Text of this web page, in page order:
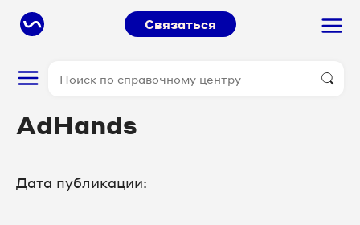
Связаться
AdHands
Дата публикации: